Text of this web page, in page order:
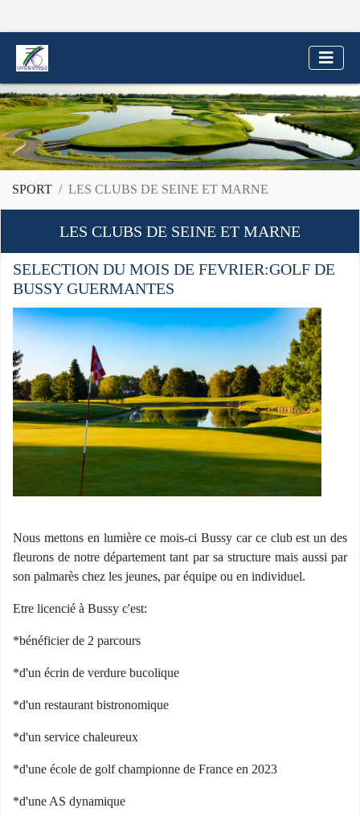
SPORT LES CLUBS DE SEINE ET MARNE
LES CLUBS DE SEINE ET MARNE
SELECTION DU MOIS DE FEVRIER:GOLF DE
BUSSY GUERMANTES
Nous mettons en lumière ce mois-ci Bussy car ce club est un des
fleurons de notre département tant par sa structure mais aussi par
son palmarès chez les jeunes, par équipe ou en individuel.
Etre licencié à Bussy c'est:
*bénéficier de 2 parcours
*d'un écrin de verdure bucolique
*d'un restaurant bistronomique
*d'un service chaleureux
*d'une école de golf championne de France en 2023
*d'une AS dynamique